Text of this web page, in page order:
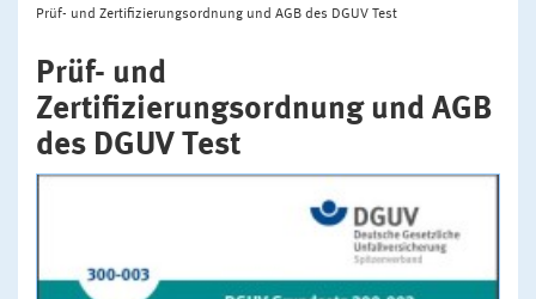
Prüf- und Zertifizierungsordnung und AGB des DGUV Test
Prüf- und
Zertifizierungsordnung und AGB
des DGUV Test